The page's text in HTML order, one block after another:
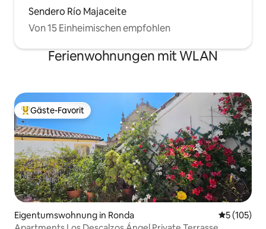
Sendero Río Majaceite
Von 15 Einheimischen empfohlen
Ferienwohnungen mit WLAN
Beliebter Gäste-Favorit.
Gäste-Favorit
Eigentumswohnung in Ronda
5 (105)